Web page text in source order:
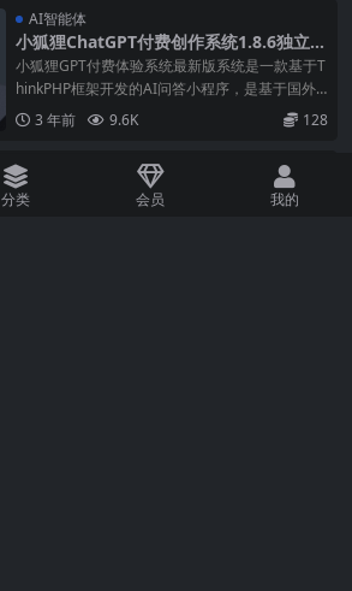
开AI智能体
小狐狸ChatGPT付费创作系统1.8.6独立版
+ H5端 + 小程序最新前端
小狐狸GPT付费体验系统最新版系统是一款基于T
hinkPHP框架开发的AI问答小程序，是基于国外
很火的ChatGPT进行开发的Ai智能问答小程序。
当前全民热议ChatGPT，流量超级大，引流不要
开
3 年前 9.6K 128
小狐狸ChatGPT付费创作系统1.8.3独立版
+ H5端 + 小程序前端
分类 会员 我的